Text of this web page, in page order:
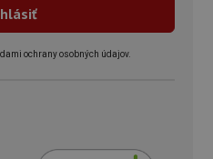
ochrany osobných údajov.